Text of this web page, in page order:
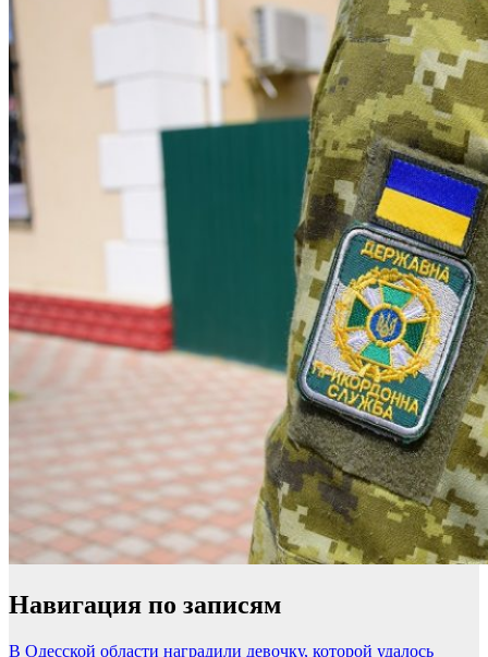
Навигация по записям
В Одесской области наградили девочку, которой удалось